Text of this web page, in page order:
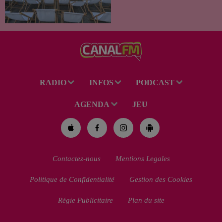
RADIO INFOS PODCAST
AGENDA JEU
Contactez-nous Mentions Legales
Politique de Confidentialité Gestion des Cookies
Régie Publicitaire Plan du site